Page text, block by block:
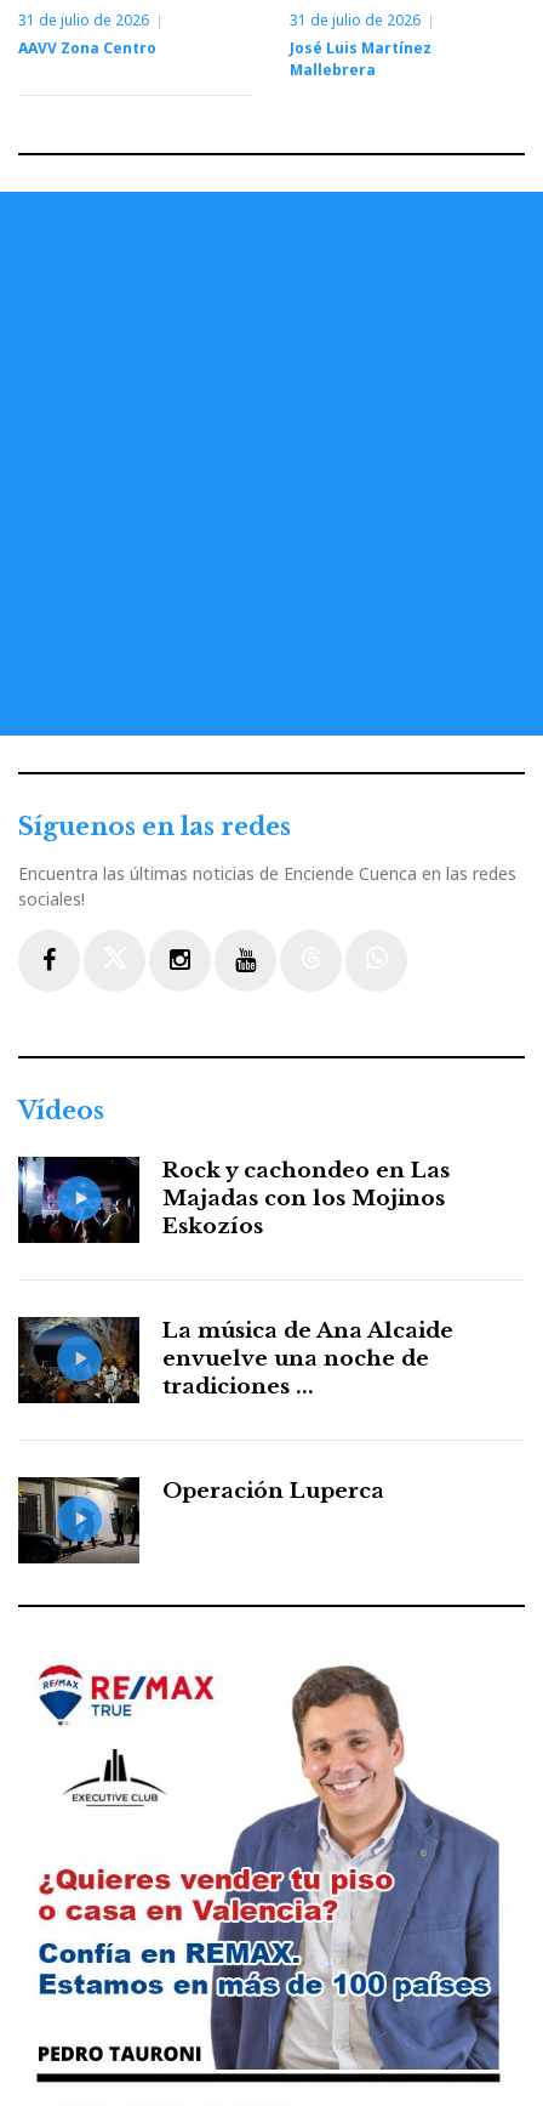
31 de julio de 2026
AAVV Zona Centro
31 de julio de 2026
José Luis Martínez
Mallebrera
Síguenos en las redes
Encuentra las últimas noticias de Enciende Cuenca en las redes
sociales!
Vídeos
Rock y cachondeo en Las
Majadas con los Mojinos
Eskozíos
La música de Ana Alcaide
envuelve una noche de
tradiciones ...
Operación Luperca